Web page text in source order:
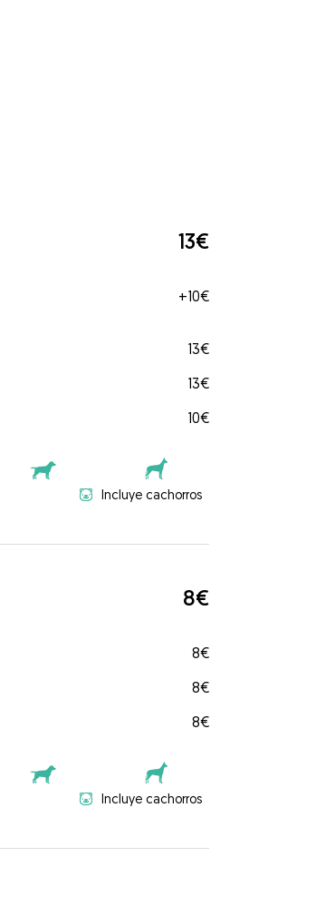
13€
+10€
13€
13€
10€
Incluye cachorros
8€
8€
8€
8€
Incluye cachorros